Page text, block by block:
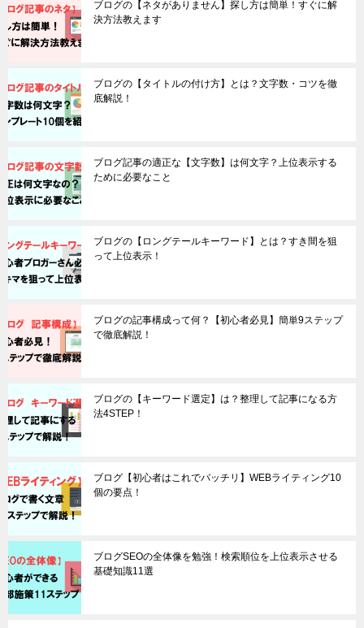
ブログの【ネタがありません】探し方は簡単！すぐに解
決方法教えます
ブログの【タイトルの付け方】とは？文字数・コツを徹
底解説！
ブログ記事の適正な【文字数】は何文字？上位表示する
ために必要なこと
ブログの【ロングテールキーワード】とは？すき間を狙
って上位表示！
ブログの記事構成って何？【初心者必見】簡単9ステップ
で徹底解説！
ブログの【キーワード選定】は？整理して記事になる方
法4STEP！
ブログ【初心者はこれでバッチリ】WEBライティング10
個の要点！
ブログSEOの全体像を勉強！検索順位を上位表示させる
基礎知識11選